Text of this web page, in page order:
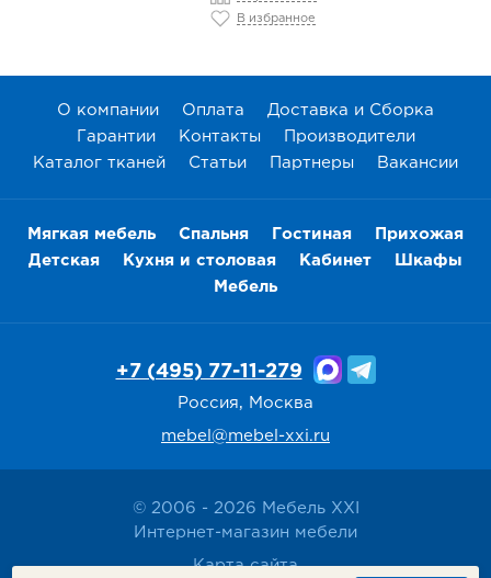
В избранное
О компании Оплата
Доставка и Сборка
Гарантии
Контакты
Производители
Каталог тканей
Статьи Партнеры Вакансии
Мягкая мебель Спальня Гостиная
Прихожая
Детская
Кухня и столовая Кабинет
Шкафы
Мебель
© 2006 - 2026 Мебель XXI
Интернет-магазин мебели
Карта сайта
+7 (495) 77-11-279
Россия, Москва
mebel@mebel-xxi.ru